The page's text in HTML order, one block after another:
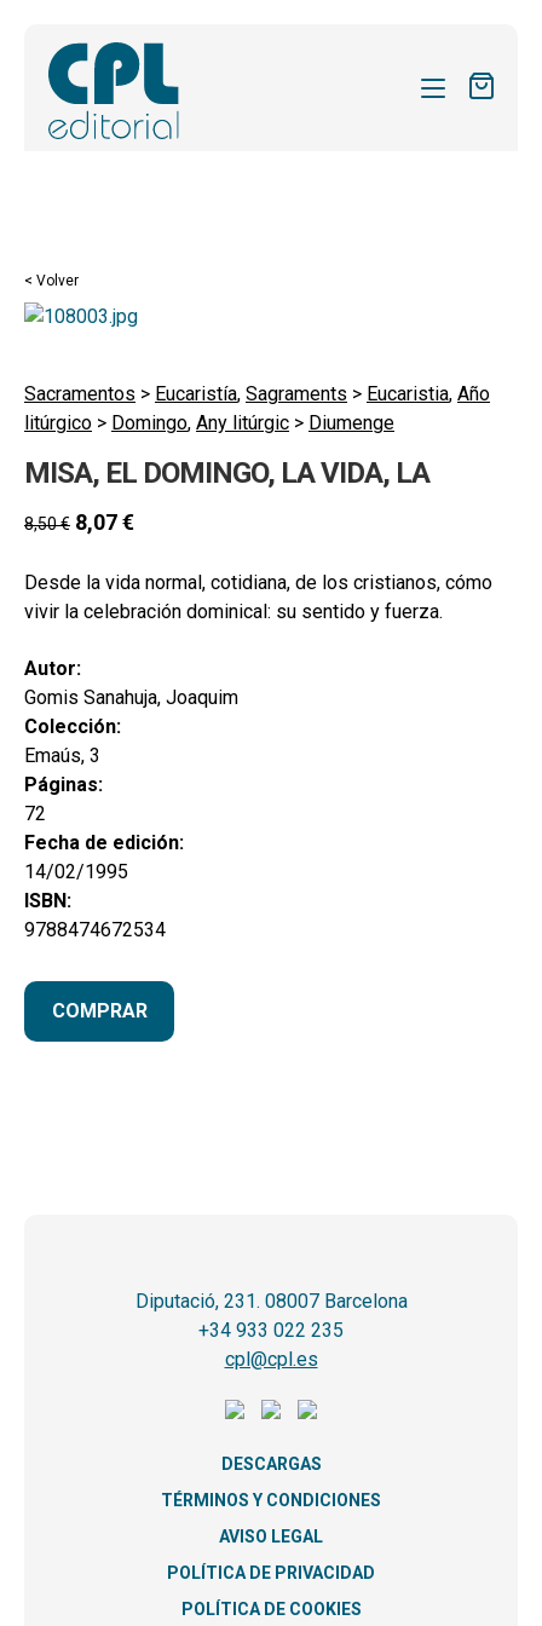
REVISTAS
FORMAS
el
ACTUALIDAD
BLOG
CONTACTO
BUSCAR
CAT
ESP
< Volver
Sacramentos > Eucaristía, Sagraments > Eucaristia, Año
litúrgico > Domingo, Any litúrgic > Diumenge
MISA, EL DOMINGO, LA VIDA, LA
8,50€ 8,07€
Desde la vida normal, cotidiana, de los cristianos, cómo
vivir la celebración dominical: su sentido y fuerza.
Autor:
Gomis Sanahuja, Joaquim
Colección:
Emaús, 3
Páginas:
72
Fecha de edición:
14/02/1995
ISBN:
9788474672534
COMPRAR
Diputació, 231. 08007 Barcelona
+34 933 022 235
cpl@cpl.es
DESCARGAS
TÉRMINOS Y CONDICIONES
AVISO LEGAL
POLÍTICA DE PRIVACIDAD
POLÍTICA DE COOKIES